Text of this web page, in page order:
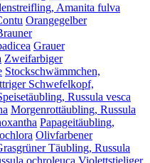
Amanita fulva
Orangegelber
Grauer
Zweifarbiger
Stockschwämmchen,
Schwefelkopf,
Russula vesca
Morgenrottäubling, Russula
Papageitäubling,
Olivfarbener
Täubling, Russula